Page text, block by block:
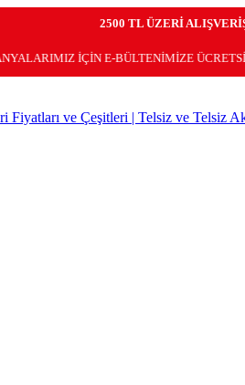
2500 TL ÜZERİ
İÇİN E-BÜLTENİMİZE ÜCRETSİZ